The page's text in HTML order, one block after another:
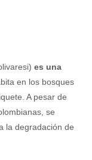
es una
en los bosques
A pesar de
se
la degradación de